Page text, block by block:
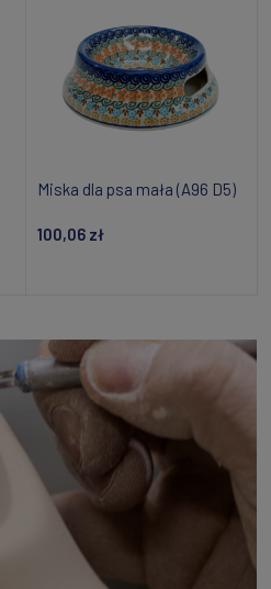
Miska dla psa mała (A96 D5)
100,06 zł